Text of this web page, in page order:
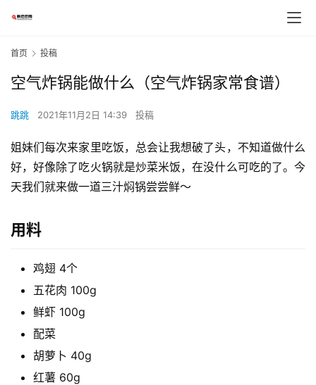
首页 投稿
空气炸锅能做什么（空气炸锅家常食谱）
跳跳 2021年11月2日 14:39 投稿
姐妹们每次来家里吃饭，总会让我想破了头，不知道做什么
好，好像除了吃火锅就是炒菜米饭，在没什么可吃的了。今
天我们就来做一道三汁焖锅尝尝鲜～
用料
鸡翅 4个
五花肉 100g
鲜虾 100g
配菜
胡萝卜 40g
红薯 60g